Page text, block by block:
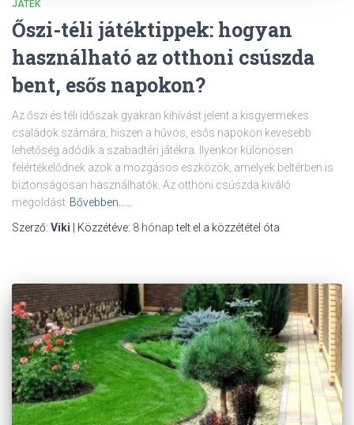
JÁTÉK
Őszi-téli játéktippek: hogyan
használható az otthoni csúszda
bent, esős napokon?
Az őszi és téli időszak gyakran kihívást jelent a kisgyermekes
családok számára, hiszen a hűvös, esős napokon kevesebb
lehetőség adódik a szabadtéri játékra. Ilyenkor különösen
felértékelődnek azok a mozgásos eszközök, amelyek beltérben is
biztonságosan használhatók. Az otthoni csúszda kiváló
megoldást Bővebben……
Szerző: Viki | Közzétéve: 8 hónaptelt el a közzététel óta